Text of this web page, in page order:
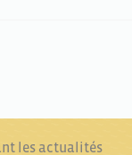
les actualités